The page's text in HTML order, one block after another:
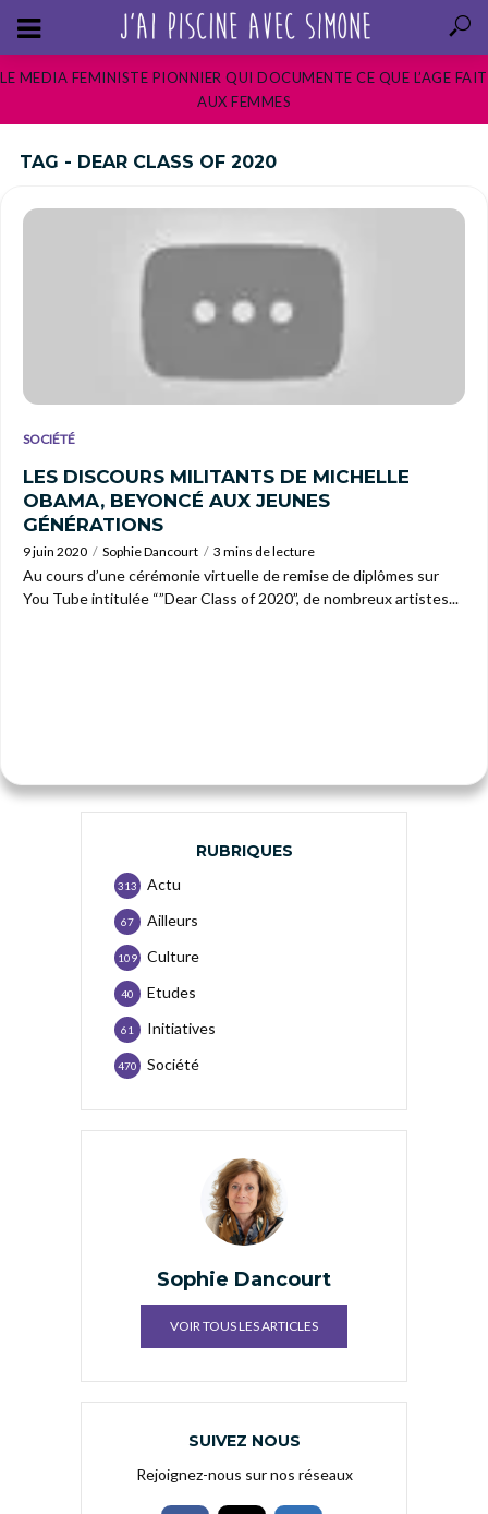
LE MEDIA FEMINISTE PIONNIER QUI DOCUMENTE CE QUE L’AGE FAIT
AUX FEMMES
TAG - DEAR CLASS OF 2020
SOCIÉTÉ
LES DISCOURS MILITANTS DE MICHELLE
OBAMA, BEYONCÉ AUX JEUNES
GÉNÉRATIONS
9 juin 2020 Sophie Dancourt 3 mins de lecture
Au cours d’une cérémonie virtuelle de remise de diplômes sur
You Tube intitulée “”Dear Class of 2020”, de nombreux artistes...
RUBRIQUES
Actu
313
Ailleurs
67
Culture
109
Etudes
40
Initiatives
61
Société
470
Sophie Dancourt
VOIR TOUS LES ARTICLES
SUIVEZ NOUS
Rejoignez-nous sur nos réseaux